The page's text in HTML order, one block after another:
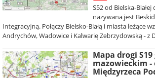
S52 od Bielska-Białej
nazywana jest
Integracyjną. Połączy Bielsko-Białą i miasta leżące
Andrychów, Wadowice i Kalwarię Zebrzydowską - z
Mapa drogi
mazowieckim -
Międzyrzeca